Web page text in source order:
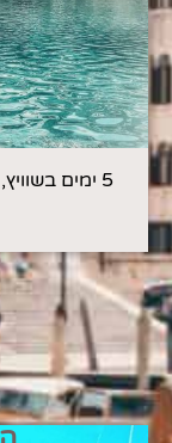
5 ימים